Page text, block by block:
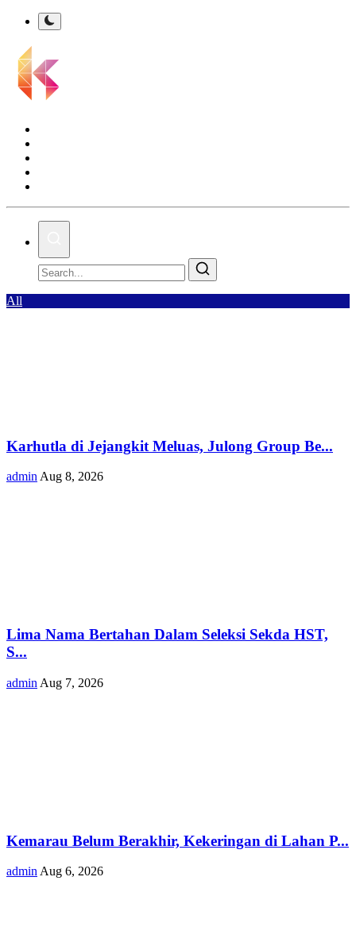
All
Karhutla di Jejangkit Meluas, Julong Group Be...
adminAug 8, 2026
Lima Nama Bertahan Dalam Seleksi Sekda HST,
S...
admin Aug 7, 2026
Kemarau Belum Berakhir, Kekeringan di Lahan P...
admin Aug 6, 2026